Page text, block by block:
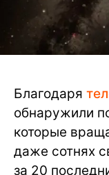
Благодаря
обнаружили
которые
даже сотнях
за 20